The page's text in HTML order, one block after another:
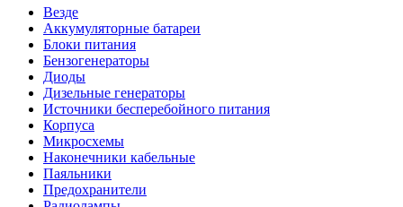
Везде
Аккумуляторные батареи
Блоки питания
Бензогенераторы
Диоды
Дизельные генераторы
Источники бесперебойного питания
Корпуса
Микросхемы
Наконечники кабельные
Паяльники
Предохранители